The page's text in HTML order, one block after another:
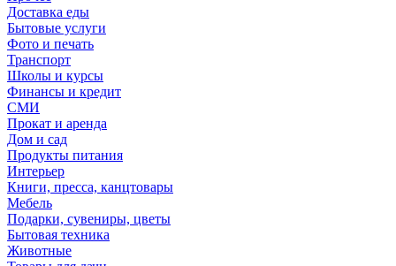
Доставка еды
Бытовые услуги
Фото и печать
Транспорт
Школы и курсы
Финансы и кредит
СМИ
Прокат и аренда
Дом и сад
Продукты питания
Интерьер
Книги, пресса, канцтовары
Мебель
Подарки, сувениры, цветы
Бытовая техника
Животные